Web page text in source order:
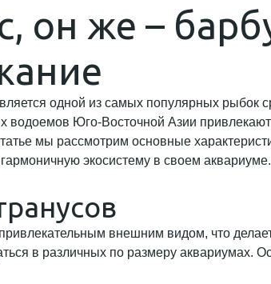
он же –
одной из самых популярных рыбок
Юго-Восточной Азии
мы рассмотрим основные
экосистему в своем аквариуме.
внешним видом, что
в различных по размеру аквариумах.